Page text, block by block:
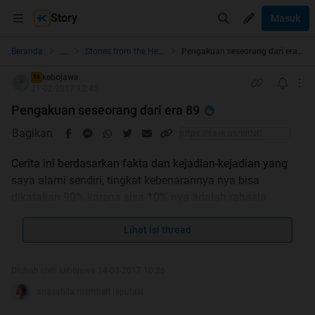
Story Masuk
Beranda ... Stories from the Heart
TS
kebojawa
Pengakuan seseorang dari era 89
Bagikan
Cerita ini berdasarkan fakta dan kejadian-kejadian yang
saya alami sendiri, tingkat kebenarannya nya bisa
keluarga yang saya tidak bisa ungkap walaupun sebagai
saya pribadi bagaimana menjalani hidup sebagai orang
jakarta kelas menengah(yang sekarang berubah mengarah
Lihat isi thread